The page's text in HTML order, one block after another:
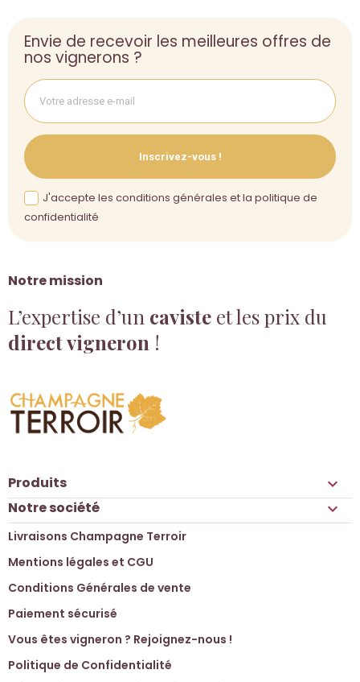
Notre mission
L’expertise d’un caviste et les prix du
direct vigneron !
Envie de recevoir les meilleures offres de
nos vignerons ?
Inscrivez-vous !
J'accepte les conditions générales et la politique de
confidentialité
Produits 
Notre société 
Livraisons Champagne Terroir
Mentions légales et CGU
Conditions Générales de vente
Paiement sécurisé
Vous êtes vigneron ? Rejoignez-nous !
Politique de Confidentialité